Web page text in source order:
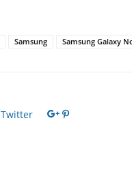
Samsung Samsung Galaxy
Twitter